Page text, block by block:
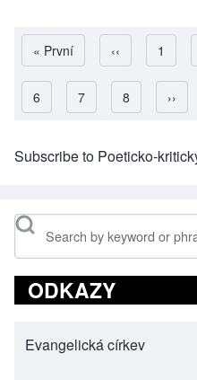
First page
« První Předchozí
‹‹ Page
1
Page
6 Page
7 Page
8 ››
Subscribe to Poeticko-
Search
ODKAZY
Evangelická církev
(opens in new tab)